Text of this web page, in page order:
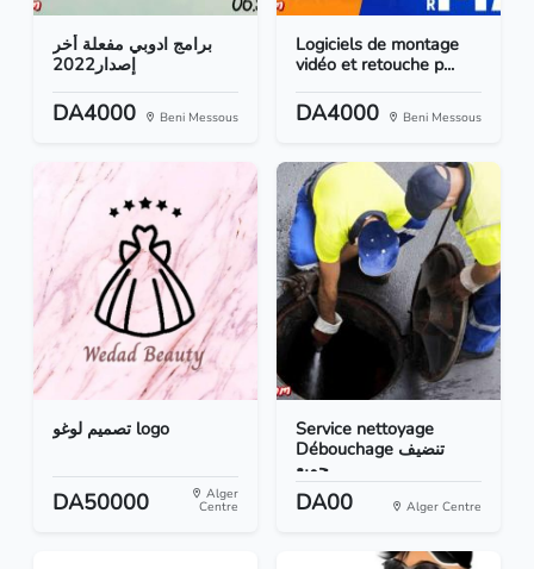
برامج ادوبي مفعلة أخر
إصدار2022
DA4000 Beni Messous
Logiciels de montage
vidéo et retouche p...
DA4000 Beni Messous
تصميم لوغو logo
DA50000 Alger
Centre
Service nettoyage
Débouchage تنضيف
DA00 Alger Centre